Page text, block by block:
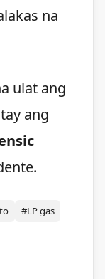
na
ulat ang
ang
#LP gas